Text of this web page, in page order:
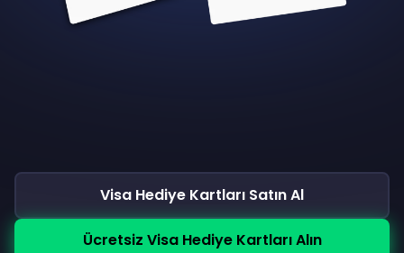
Visa Hediye Kartları Satın Al
Ücretsiz Visa Hediye Kartları Alın